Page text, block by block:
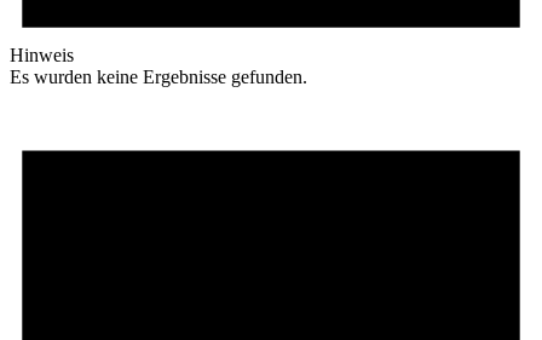
Hinweis
Es wurden keine Ergebnisse gefunden.